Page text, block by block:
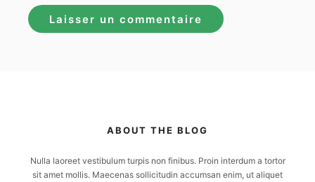
ABOUT THE BLOG
Nulla laoreet vestibulum turpis non finibus. Proin interdum a tortor
sit amet mollis. Maecenas sollicitudin accumsan enim, ut aliquet